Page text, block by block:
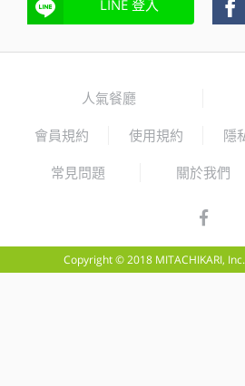
LINE 登入
人氣餐廳
會員規約 使用規約 隱
常見問題 關於我們
Copyright © 2018 MITACHIKARI,